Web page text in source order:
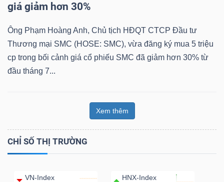
giá giảm hơn 30%
Ông Phạm Hoàng Anh, Chủ tịch HĐQT CTCP Đầu tư
Thương mại SMC (HOSE: SMC), vừa đăng ký mua 5 triệu
cp trong bối cảnh giá cổ phiếu SMC đã giảm hơn 30% từ
đầu tháng 7...
Xem thêm
CHỈ SỐ THỊ TRƯỜNG
VN-Index HNX-Index